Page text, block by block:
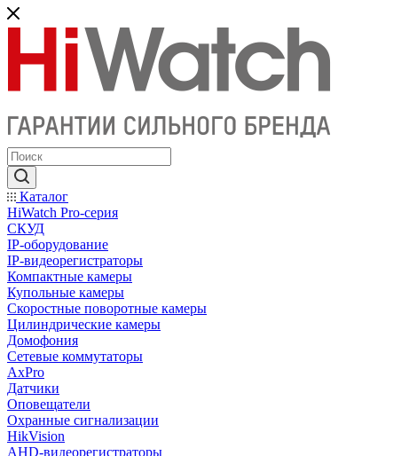
Каталог
HiWatch Pro-серия
CКУД
IP-оборудование
IP-видеорегистраторы
Компактные камеры
Купольные камеры
Скоростные поворотные камеры
Цилиндрические камеры
Домофония
Сетевые коммутаторы
AxPro
Датчики
Оповещатели
Охранные сигнализации
HikVision
AHD-видеорегистраторы